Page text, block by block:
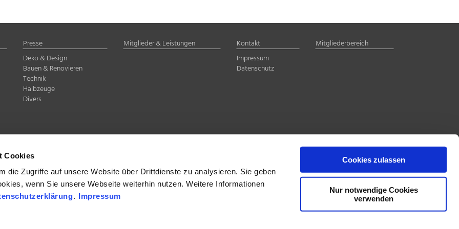
Cookies
die Zugriffe auf unsere Website über Drittdienste zu analysieren. Sie geben
wenn Sie unsere Webseite weiterhin nutzen. Weitere Informationen
. Impressum
Cookies zulassen
Nur notwendige Cookies
verwenden
Presse
Deko & Design
Bauen & Renovieren
Technik
Halbzeuge
Divers
Mitglieder & Leistungen
Kontakt
Impressum
Datenschutz
Mitgliederbereich
8 35
Edelstahl Rostfrei e.V., Düsseldorf